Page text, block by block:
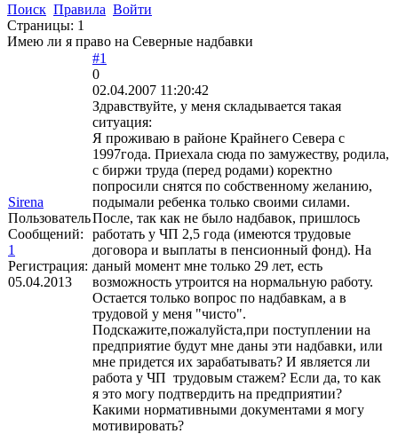
Поиск Правила Войти
Страницы: 1
Имею ли я право на Северные надбавки
Sirena
Пользователь
Сообщений:
1
Регистрация:
05.04.2013
#1
0
02.04.2007 11:20:42
Здравствуйте, у меня складывается такая
ситуация:
Я проживаю в районе Крайнего Севера с
1997года. Приехала сюда по замужеству, родила,
с биржи труда (перед родами) коректно
попросили снятся по собственному желанию,
подымали ребенка только своими силами.
После, так как не было надбавок, пришлось
работать у ЧП 2,5 года (имеются трудовые
договора и выплаты в пенсионный фонд). На
даный момент мне только 29 лет, есть
возможность утроится на нормальную работу.
Остается только вопрос по надбавкам, а в
трудовой у меня "чисто".
Подскажите,пожалуйста,при поступлении на
предприятие будут мне даны эти надбавки, или
мне придется их зарабатывать? И является ли
работа у ЧП трудовым стажем? Если да, то как
я это могу подтвердить на предприятии?
Какими нормативными документами я могу
мотивировать?